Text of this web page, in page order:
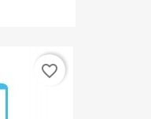
favorite_border